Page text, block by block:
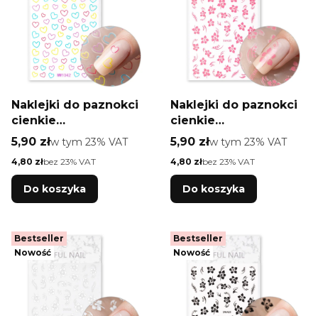
Naklejki do paznokci
cienkie
samoprzylepne
serduszka WW1042
Cena brutto
5,90 złw tym %s VAT
w tym 23% VAT
Cena netto
4,80 złbez 23% VAT
Do koszyka
Naklejki do paznokci
cienkie
samoprzylepne
kwiatki SWA20 jasno
różowe
Cena brutto
5,90 złw tym %s VAT
w tym 23% VAT
Cena netto
4,80 złbez 23% VAT
Do koszyka
Bestseller
Nowość
Bestseller
Nowość